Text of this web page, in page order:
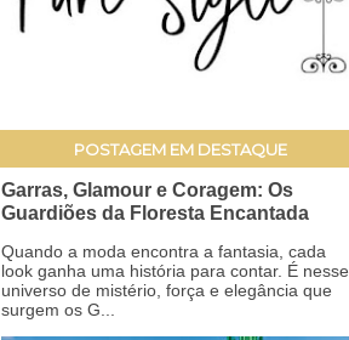
POSTAGEM EM DESTAQUE
Garras, Glamour e Coragem: Os
Guardiões da Floresta Encantada
Quando a moda encontra a fantasia, cada
look ganha uma história para contar. É nesse
universo de mistério, força e elegância que
surgem os G...